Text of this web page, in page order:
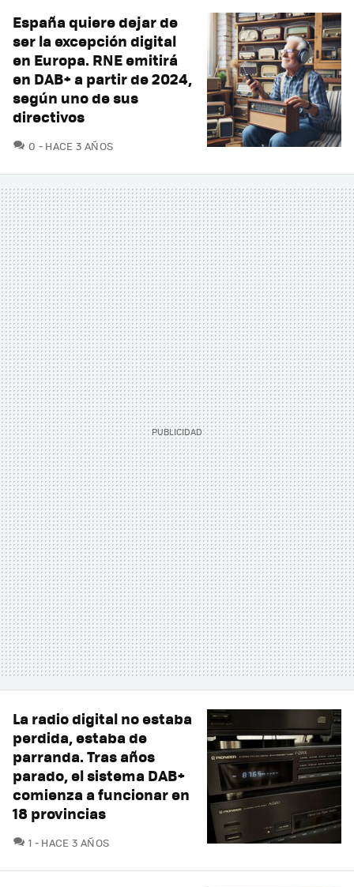
España quiere dejar de
ser la excepción digital
en Europa. RNE emitirá
en DAB+ a partir de 2024,
según uno de sus
directivos
0 COMENTARIOS
HACE 3 AÑOS
La radio digital no estaba
perdida, estaba de
parranda. Tras años
parado, el sistema DAB+
comienza a funcionar en
18 provincias
1 COMENTARIOS
HACE 3 AÑOS